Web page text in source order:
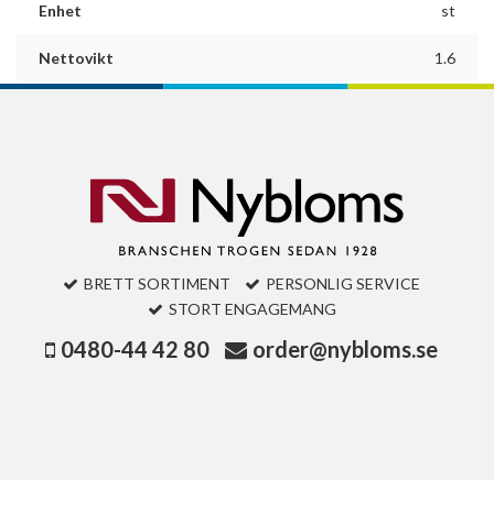
Enhet st
Nettovikt 1.6
BRETT SORTIMENT
PERSONLIG SERVICE
STORT ENGAGEMANG
0480-44 42 80 order@nybloms.se